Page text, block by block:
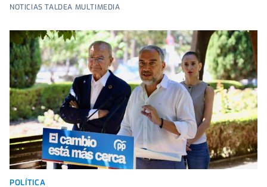
NOTICIAS TALDEA MULTIMEDIA
POLÍTICA